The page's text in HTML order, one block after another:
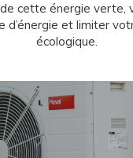
cette énergie verte,
d’énergie et limiter
écologique.